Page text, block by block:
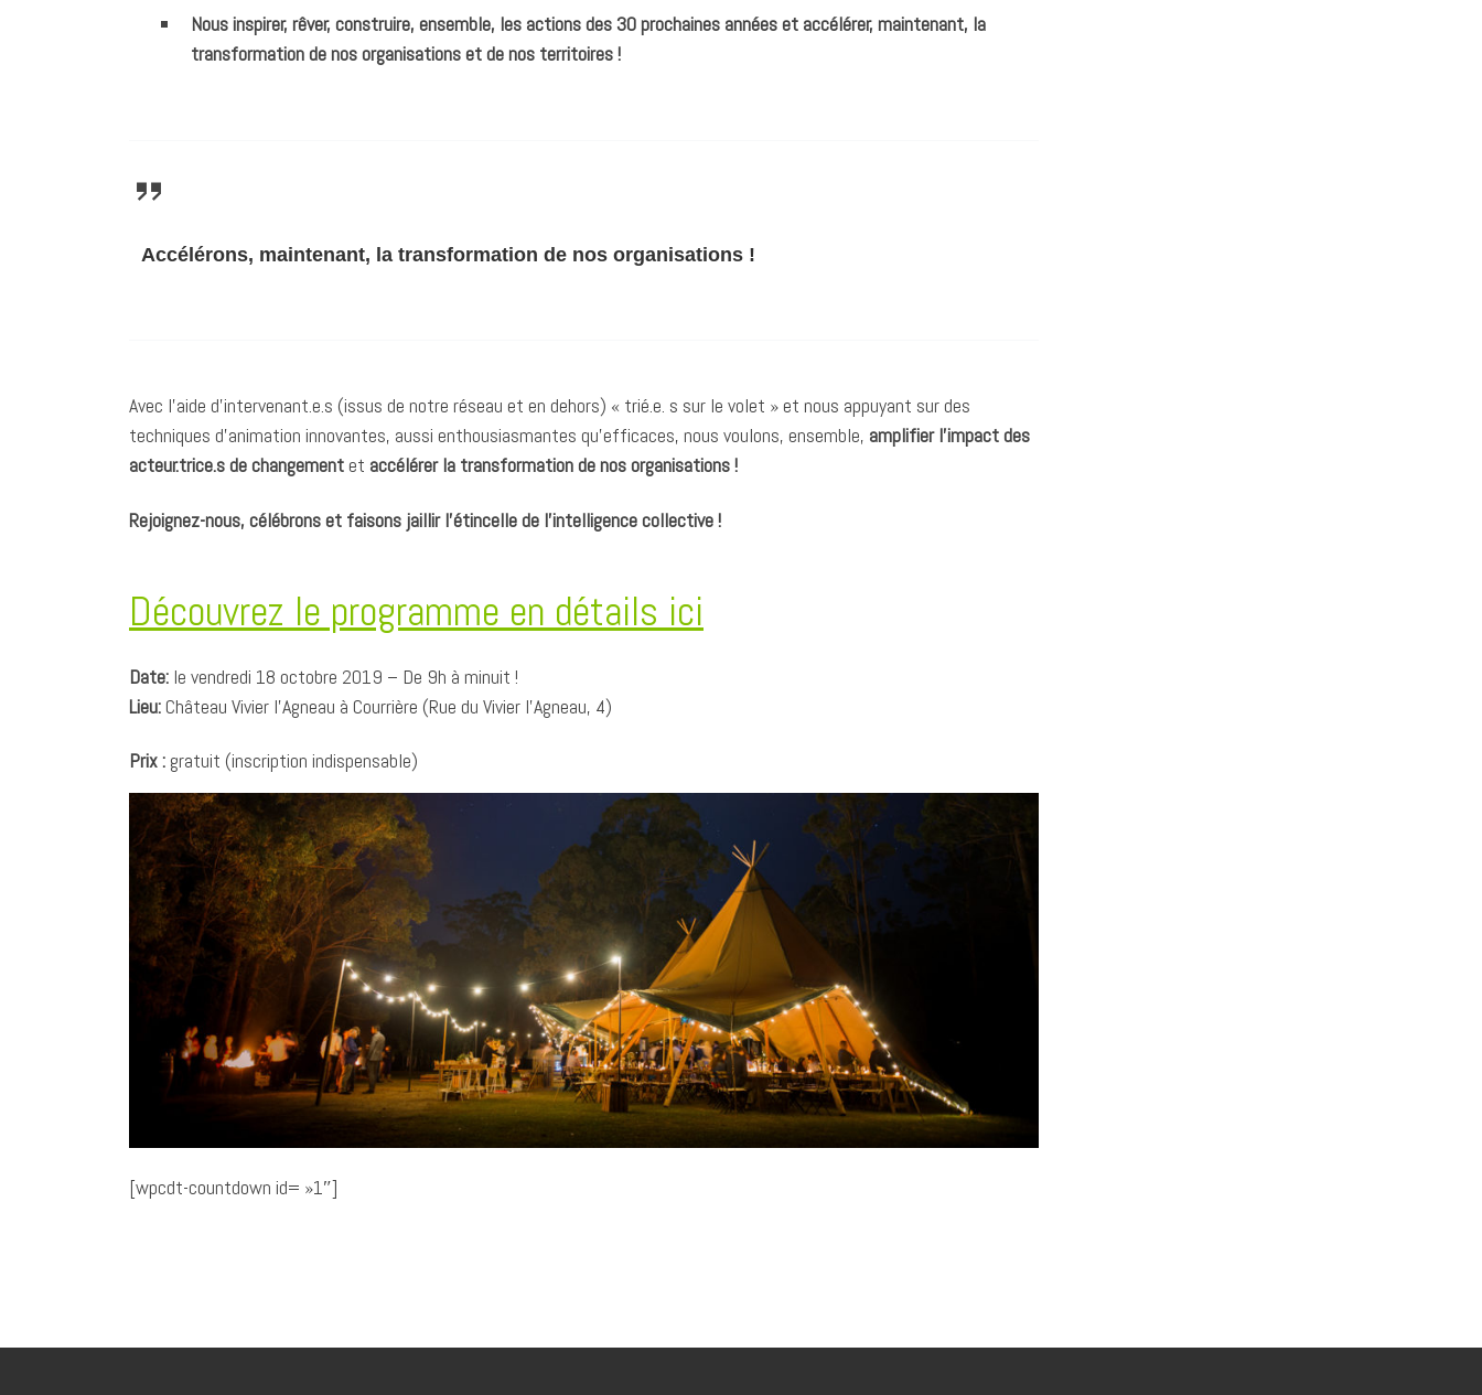
Nous inspirer, rêver, construire, ensemble, les actions des 30 prochaines années et accélérer, maintenant, la
transformation de nos organisations et de nos territoires !
Accélérons, maintenant, la transformation de nos organisations !
Avec l’aide d’intervenant.e.s (issus de notre réseau et en dehors) « trié.e. s sur le volet » et nous appuyant sur des
techniques d’animation innovantes, aussi enthousiasmantes qu’efficaces, nous voulons, ensemble, amplifier l’impact des
acteur.trice.s de changementet accélérer la transformation de nos organisations !
Rejoignez-nous, célébrons et faisons jaillir l’étincelle de l’intelligence collective !
Découvrez le programme en détails ici
Date: le vendredi 18 octobre 2019 – De 9h à minuit !
Lieu:Château Vivier l’Agneau à Courrière (Rue du Vivier l’Agneau, 4)
Prix : gratuit (inscription indispensable)
[wpcdt-countdown id= »1″]